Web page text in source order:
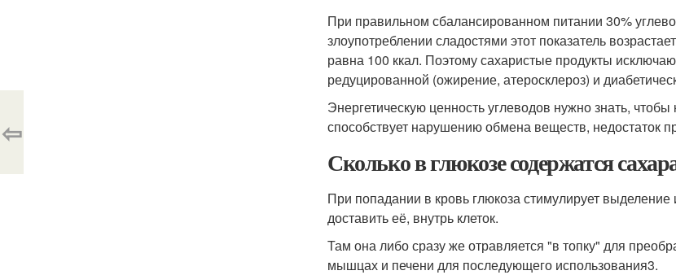
При правильном сбалансированном питании 30%
злоупотреблении сладостями этот показатель
равна 100 ккал. Поэтому сахаристые продукты
редуцированной (ожирение, атеросклероз) и
Энергетическую ценность углеводов нужно знать,
способствует нарушению обмена веществ, недостаток
Сколько в глюкозе содержатся
При попадании в кровь глюкоза стимулирует выделение
доставить её, внутрь клеток.
Там она либо сразу же отравляется "в топку" для
мышцах и печени для последующего использования3.
⇦